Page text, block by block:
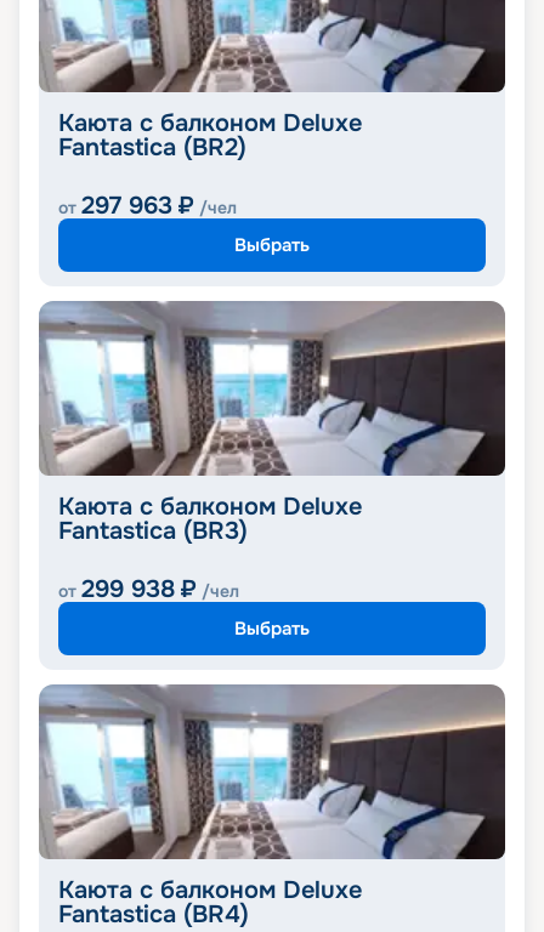
Каюта с балконом Deluxe
Fantastica (BR2)
от 297 963 ₽ /чел
Выбрать
Каюта с балконом Deluxe
Fantastica (BR3)
от 299 938 ₽ /чел
Выбрать
Каюта с балконом Deluxe
Fantastica (BR4)